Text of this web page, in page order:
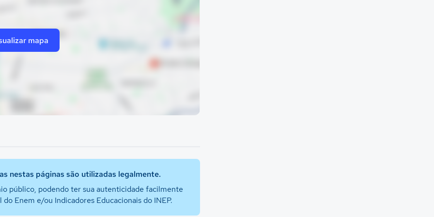
mapa
nestas páginas são utilizadas legalmente.
público, podendo ter sua autenticidade facilmente
Enem e/ou Indicadores Educacionais do INEP.